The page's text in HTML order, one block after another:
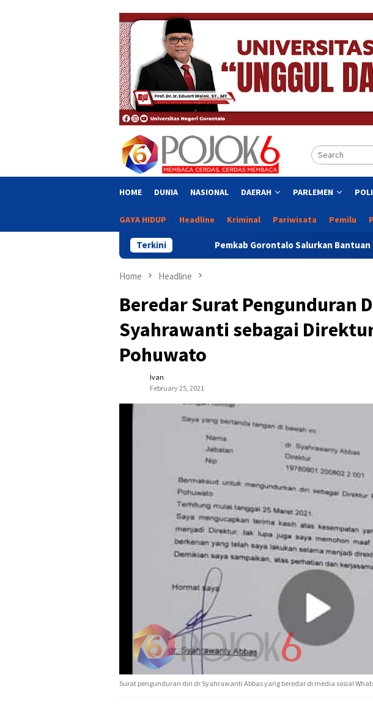
HOME DUNIA NASIONAL DAERAH PARLEMEN
GAYA HIDUP Headline Kriminal Pariwisata Pemilu
Terkini
Pemkab Gorontalo Salurkan Bantuan UMKM di Bidang
Home Headline
Beredar Surat Pengunduran
Syahrawanti sebagai
Pohuwato
Ivan
February 25, 2021
Surat pengunduran diri dr Syahrawanti Abbas yang beredar di media sosial